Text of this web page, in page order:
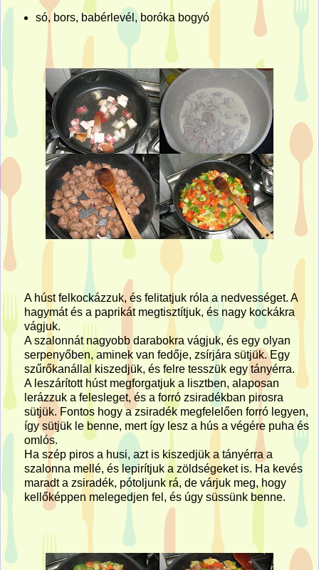
só, bors, babérlevél, boróka bogyó
A húst felkockázzuk, és felitatjuk róla a nedvességet. A
hagymát és a paprikát megtisztítjuk, és nagy kockákra
vágjuk.
A szalonnát nagyobb darabokra vágjuk, és egy olyan
serpenyőben, aminek van fedője, zsírjára sütjük. Egy
szűrőkanállal kiszedjük, és felre tesszük egy tányérra.
A leszárított húst megforgatjuk a lisztben, alaposan
lerázzuk a felesleget, és a forró zsiradékban pirosra
sütjük. Fontos hogy a zsiradék megfelelően forró legyen,
így sütjük le benne, mert így lesz a hús a végére puha és
omlós.
Ha szép piros a husi, azt is kiszedjük a tányérra a
szalonna mellé, és lepirítjuk a zöldségeket is. Ha kevés
maradt a zsiradék, pótoljunk rá, de várjuk meg, hogy
kellőképpen melegedjen fel, és úgy süssünk benne.